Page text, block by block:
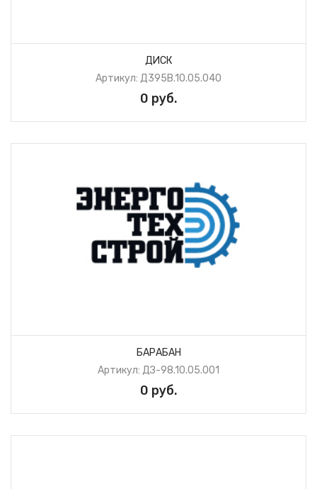
ДИСК
Артикул: Д395В.10.05.040
0 руб.
БАРАБАН
Артикул: ДЗ-98.10.05.001
0 руб.